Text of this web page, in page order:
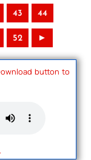
43 44
52 ►
button to
.